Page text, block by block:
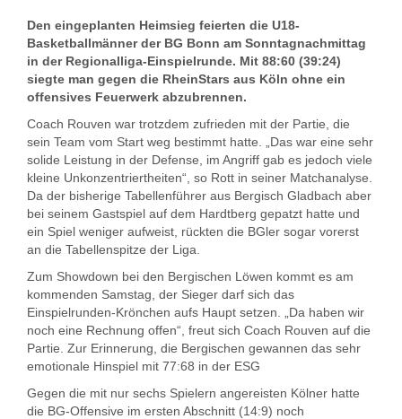
Den eingeplanten Heimsieg feierten die U18-
Basketballmänner der BG Bonn am Sonntagnachmittag
in der Regionalliga-Einspielrunde. Mit 88:60 (39:24)
siegte man gegen die RheinStars aus Köln ohne ein
offensives Feuerwerk abzubrennen.
Coach Rouven war trotzdem zufrieden mit der Partie, die
sein Team vom Start weg bestimmt hatte. „Das war eine sehr
solide Leistung in der Defense, im Angriff gab es jedoch viele
kleine Unkonzentriertheiten“, so Rott in seiner Matchanalyse.
Da der bisherige Tabellenführer aus Bergisch Gladbach aber
bei seinem Gastspiel auf dem Hardtberg gepatzt hatte und
ein Spiel weniger aufweist, rückten die BGler sogar vorerst
an die Tabellenspitze der Liga.
Zum Showdown bei den Bergischen Löwen kommt es am
kommenden Samstag, der Sieger darf sich das
Einspielrunden-Krönchen aufs Haupt setzen. „Da haben wir
noch eine Rechnung offen“, freut sich Coach Rouven auf die
Partie. Zur Erinnerung, die Bergischen gewannen das sehr
emotionale Hinspiel mit 77:68 in der ESG
Gegen die mit nur sechs Spielern angereisten Kölner hatte
die BG-Offensive im ersten Abschnitt (14:9) noch